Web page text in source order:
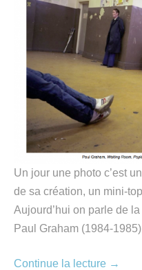
Un jour une photo c’est
de sa création, un mini-
Aujourd’hui on parle de
Paul Graham (1984-1985)
Continue la lecture →